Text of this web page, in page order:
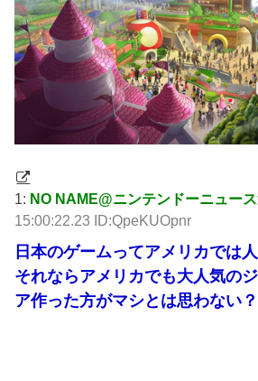
1: NO NAME@ニンテンドーニュー
15:00:22.23 ID:QpeKUOpnr
日本のゲームってアメリカでは
それならアメリカでも大人気の
ア作った方がマシとは思わない？